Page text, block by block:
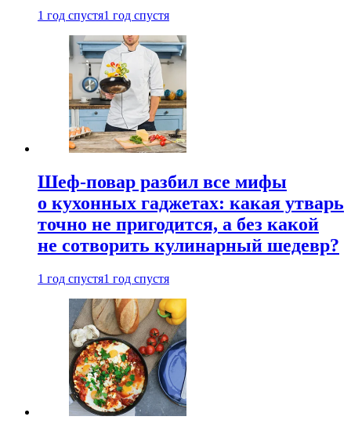
1 год спустя1 год спустя
Шеф-повар разбил все мифы
о кухонных гаджетах: какая утварь
точно не пригодится, а без какой
не сотворить кулинарный шедевр?
1 год спустя1 год спустя